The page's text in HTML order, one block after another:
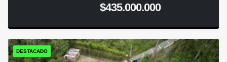
$435.000.000
DESTACADO